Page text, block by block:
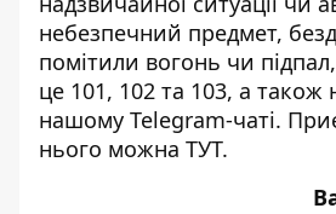
небезпечний предмет,
помітили вогонь чи
це 101, 102 та 103, а також
нашому Telegram-чаті.
нього можна ТУТ.